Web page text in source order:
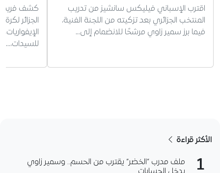
اقترب الإسباني فيليكس سانشيز من تدريب
المنتخب الجزائري بعد تزكيته من اللجنة الفنية،
فيما برز سمير زاوي مرشحًا للانضمام إلى…
كشف فريد
الجزائر
للسيدات،…
الأكثر قراءة
1
ملف مدرب “الخضر” يقترب من الحسم.. وسمير زاوي